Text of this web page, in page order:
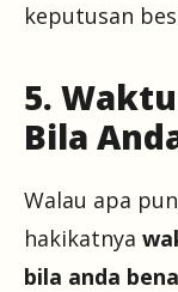
keputusan
5.
Bila
Walau apa
hakikatnya
bila anda